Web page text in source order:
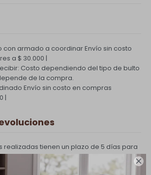

con armado a coordinarEnvío sin costo
a $ 30.000 |
Costo dependiendo del tipo de bulto
de la compra.
Envío sin costo en compras
|
realizadas tienen un plazo de 5 días para